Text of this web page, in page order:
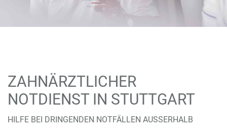
ZAHNÄRZTLICHER
NOTDIENST IN STUTTGART
HILFE BEI DRINGENDEN NOTFÄLLEN AUSSERHALB U